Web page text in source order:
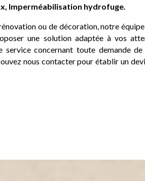
Imperméabilisation hydrofuge.
ou de décoration, notre
une solution adaptée à vos
service concernant toute demande de
nous contacter pour établir un